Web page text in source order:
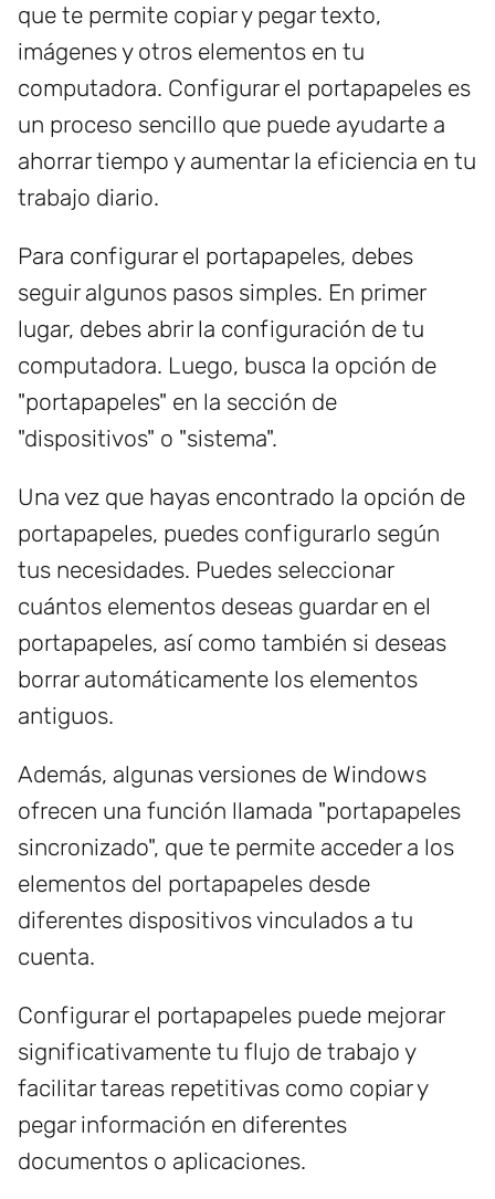
que te permite copiar y pegar texto,
imágenes y otros elementos en tu
computadora. Configurar el portapapeles es
un proceso sencillo que puede ayudarte a
ahorrar tiempo y aumentar la eficiencia en tu
trabajo diario.
Para configurar el portapapeles, debes
seguir algunos pasos simples. En primer
lugar, debes abrir la configuración de tu
computadora. Luego, busca la opción de
"portapapeles" en la sección de
"dispositivos" o "sistema".
Una vez que hayas encontrado la opción de
portapapeles, puedes configurarlo según
tus necesidades. Puedes seleccionar
cuántos elementos deseas guardar en el
portapapeles, así como también si deseas
borrar automáticamente los elementos
antiguos.
Además, algunas versiones de Windows
ofrecen una función llamada "portapapeles
sincronizado", que te permite acceder a los
elementos del portapapeles desde
diferentes dispositivos vinculados a tu
cuenta.
Configurar el portapapeles puede mejorar
significativamente tu flujo de trabajo y
facilitar tareas repetitivas como copiar y
pegar información en diferentes
documentos o aplicaciones.